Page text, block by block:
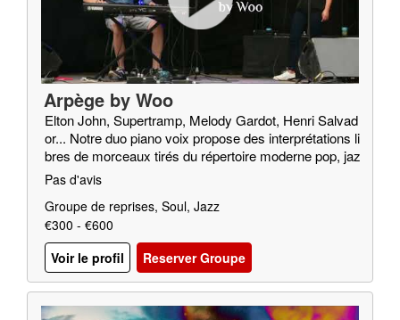
Arpège by Woo
Elton John, Supertramp, Melody Gardot, Henri Salvad
or... Notre duo piano voix propose des interprétations li
bres de morceaux tirés du répertoire moderne pop, jaz
z, soul…
Pas d'avis
Groupe de reprises, Soul, Jazz
€300 - €600
Voir le profil
Reserver Groupe